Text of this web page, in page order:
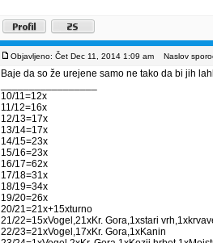
Objavljeno: Čet Dec 11, 2014 1:09 am Naslov
Baje da so že urejene samo ne tako da bi jih
10/11=12x
11/12=16x
12/13=17x
13/14=17x
14/15=23x
15/16=23x
16/17=62x
17/18=31x
18/19=34x
19/20=26x
20/21=21x+15xturno
21/22=15xVogel,21xKr. Gora,1xstari
22/23=21xVogel,17xKr. Gora,1xKanin